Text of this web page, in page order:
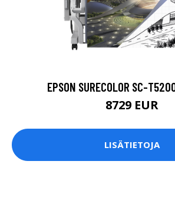
EPSON SURECOLOR SC-
8729 EUR
LISÄTIETOJA